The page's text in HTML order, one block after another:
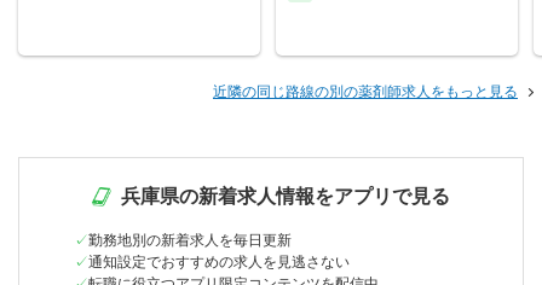
近隣の同じ路線の別の薬剤師求人をもっと見る
兵庫県の新着求人情報をアプリで見る
勤務地別の新着求人を毎日更新
通知設定でおすすめの求人を見逃さない